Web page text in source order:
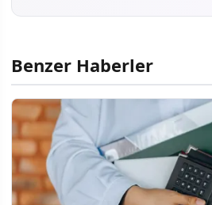
Benzer Haberler